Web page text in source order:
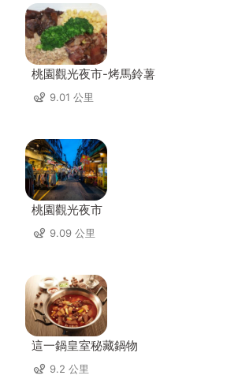
桃園觀光夜市-烤馬鈴薯
9.01 公里
桃園觀光夜市
9.09 公里
這一鍋皇室秘藏鍋物
9.2 公里